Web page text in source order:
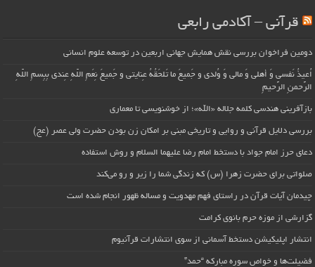
قرآنی – آکادمی رابعی
دومین فراخوان بررسی نقش همایش جهانی اربعین در توسعه علوم انسانی
اُعیذُ نَفسی وَ أهلی وَ مالی وَ وُلدی و جَمیعَ ما تَلحَقُهُ عِنایتی و جَمیعَ نِعَمِ اللّهِ عِندی بِبِسمِ اللّهِ
الرَّحمنِ الرَّحیمِ
بازآفرینی هندسی کلمه جلاله «الله»؛ از خوشنویسی تا معماری
بررسی دلایل قرآنی و روایی و تاریخی مبنی بر امکان زن بودن حضرت ولی عصر (عج)
دعای حرز امام جواد با دستخط امام رضا علیهما السلام و روش استفاده
صلواتی برای حضرت زهرا (س) که زندگی شما را زیر و رو می‌کند
چیدمان آیات قرآن در راستای فهم مهدویت و مساله ظهور انجام شده است
گزارشی از موزه حرم بانوی کرامت
انتشار اپلیکیشن دستخط آسمانی از سوی انتشارات قرآنیوم
فضیلت‌ها و خواص سوره مبارکه “حمد”